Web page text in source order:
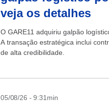
veja os detalhes
O GARE11 adquiriu galpão
A transação estratégica inclui
de alta credibilidade.
05/08/26 - 9:31min